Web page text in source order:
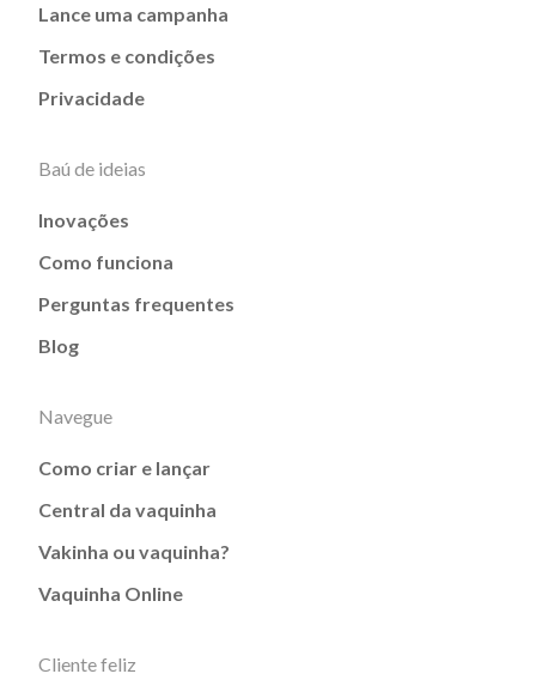
Lance uma campanha
Termos e condições
Privacidade
Baú de ideias
Inovações
Como funciona
Perguntas frequentes
Blog
Navegue
Como criar e lançar
Central da vaquinha
Vakinha ou vaquinha?
Vaquinha Online
Cliente feliz